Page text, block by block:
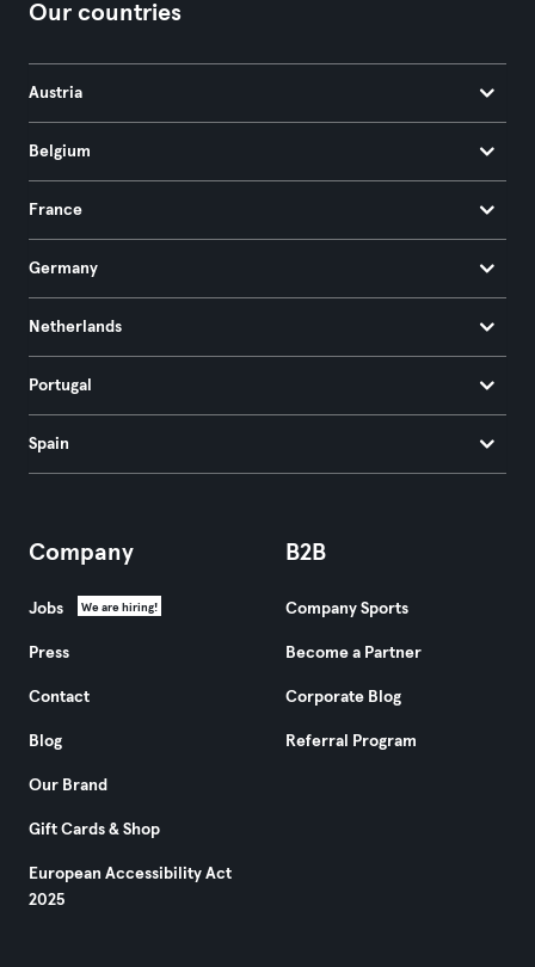
Our countries
Austria
Belgium
France
Germany
Netherlands
Portugal
Spain
Company
Jobs We are hiring!
Press
Contact
Blog
Our Brand
Gift Cards & Shop
European Accessibility Act
2025
B2B
Company Sports
Become a Partner
Corporate Blog
Referral Program